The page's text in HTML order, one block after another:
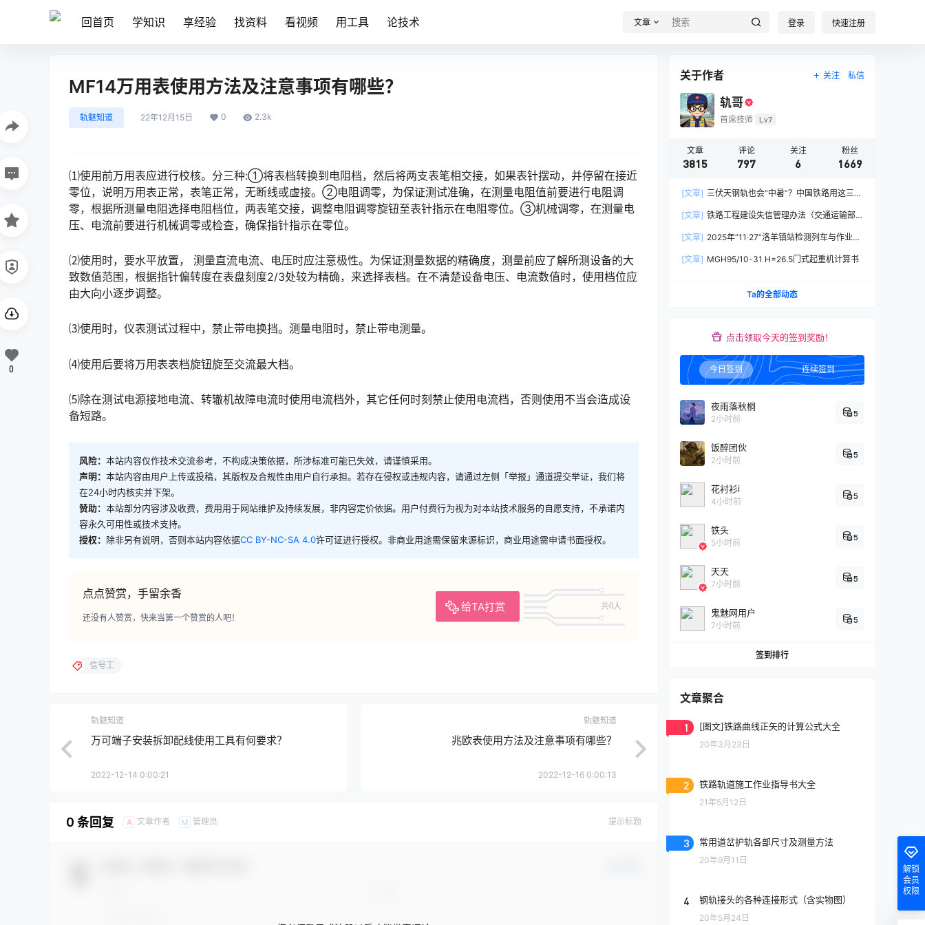
回首页 学知识 享经验 找资料 看视频 用工具 论技术 文章 登录 快速注册
MF14万用表使用方法及注意事项有哪些？
轨魅知道 22年12月15日 0 2.3k
⑴使用前万用表应进行校核。分三种:①将表档转换到电阻档，然后将两支表笔相交接，如果表针摆动，并停留在接近
零位，说明万用表正常，表笔正常，无断线或虚接。②电阻调零，为保证测试准确，在测量电阻值前要进行电阻调
零，根据所测量电阻选择电阻档位，两表笔交接，调整电阻调零旋钮至表针指示在电阻零位。③机械调零，在测量电
压、电流前要进行机械调零或检查，确保指针指示在零位。󠅅󠅃󠄵󠅂󠄪󠇖󠆨󠆨󠇕󠆞󠆒󠅬󠇘󠆭󠆘󠇙󠆝󠅵󠇗󠆭󠆁󠄐󠇗󠅹󠅸󠇖󠆍󠅳󠇖󠅹󠅰󠇖󠆌󠅹
⑵使用时，要水平放置， 测量直流电流、电压时应注意极性。为保证测量数据的精确度，测量前应了解所测设备的大
致数值范围，根据指针偏转度在表盘刻度2/3处较为精确，来选择表档。在不清楚设备电压、电流数值时，使用档位应
由大向小逐步调整。󠅅󠅃󠄵󠅂󠄪󠇖󠆨󠆨󠇕󠆞󠆒󠅬󠇘󠆭󠆘󠇙󠆝󠅵󠇗󠆭󠆁󠄐󠇗󠅹󠅸󠇖󠆍󠅳󠇖󠅹󠅰󠇖󠆌󠅹
⑶使用时，仪表测试过程中，禁止带电换挡。测量电阻时，禁止带电测量。
⑷使用后要将万用表表档旋钮旋至交流最大档。
⑸除在测试电源接地电流、转辙机故障电流时使用电流档外，其它任何时刻禁止使用电流档，否则使用不当会造成设
备短路。
风险： 本站内容仅作技术交流参考，不构成决策依据，所涉标准可能已失效，请谨慎采用。
声明： 本站内容由用户上传或投稿，其版权及合规性由用户自行承担。若存在侵权或违规内容，请通过左侧「举报」通道提交举证，我们将
在24小时内核实并下架。
赞助： 本站部分内容涉及收费，费用用于网站维护及持续发展，非内容定价依据。用户付费行为视为对本站技术服务的自愿支持，不承诺内
容永久可用性或技术支持。
授权： 除非另有说明，否则本站内容依据CC BY-NC-SA 4.0许可证进行授权。非商业用途需保留来源标识，商业用途需申请书面授权。
点点赞赏，手留余香
给TA打赏 共0人
还没有人赞赏，快来当第一个赞赏的人吧！
0
信号工
轨魅知道
万可端子安装拆卸配线使用工具有何要求？
2022-12-14 0:00:21
轨魅知道
兆欧表使用方法及注意事项有哪些？
2022-12-16 0:00:13
0 条回复 A 文章作者 M 管理员 提示标题
关于作者 关注 私信
轨哥
首席技师 Lv7
文章
3815
评论
797
关注
6
粉丝
1669
[文章] 三伏天钢轨也会“中暑”？中国铁路用这三招
[文章] 铁路工程建设失信管理办法（交通运输部
[文章] 2025年“11·27”洛羊镇站检测列车与作业人
[文章] MGH95/10-31 H=26.5门式起重机计算书
Ta的全部动态
点击领取今天的签到奖励！
今日签到 连续签到
夜雨落秋桐
2小时前
5
饭醉团伙
2小时前
5
花衬衫i
4小时前
5
铁头
5小时前
5
天天
7小时前
5
鬼魅网用户
7小时前
5
签到排行
文章聚合
1 [图文]铁路曲线正矢的计算公式大全
20年3月23日
2 铁路轨道施工作业指导书大全
21年5月12日
3 常用道岔护轨各部尺寸及测量方法
20年9月11日
4 钢轨接头的各种连接形式（含实物图）
20年5月24日
解锁
会员
权限